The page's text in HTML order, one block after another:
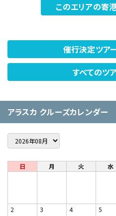
このエリアの寄
催行決定ツア
すべてのツ
アラスカ クルーズカレンダー
日 月 火 水
2 3 4 5